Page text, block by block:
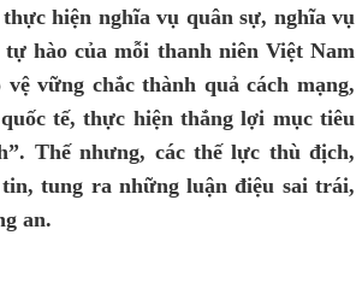
hiện nghĩa vụ quân sự, nghĩa vụ
hào của mỗi thanh niên Việt Nam
vững chắc thành quả cách mạng,
tế, thực hiện thắng lợi mục tiêu
Thế nhưng, các thế lực thù địch,
tung ra những luận điệu sai trái,
an.